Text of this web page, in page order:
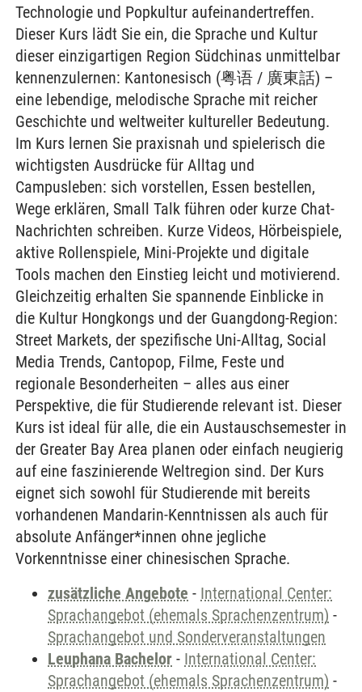
Technologie und Popkultur aufeinandertreffen.
Dieser Kurs lädt Sie ein, die Sprache und Kultur
dieser einzigartigen Region Südchinas unmittelbar
kennenzulernen: Kantonesisch (粤语 / 廣東話) –
eine lebendige, melodische Sprache mit reicher
Geschichte und weltweiter kultureller Bedeutung.
Im Kurs lernen Sie praxisnah und spielerisch die
wichtigsten Ausdrücke für Alltag und
Campusleben: sich vorstellen, Essen bestellen,
Wege erklären, Small Talk führen oder kurze Chat-
Nachrichten schreiben. Kurze Videos, Hörbeispiele,
aktive Rollenspiele, Mini-Projekte und digitale
Tools machen den Einstieg leicht und motivierend.
Gleichzeitig erhalten Sie spannende Einblicke in
die Kultur Hongkongs und der Guangdong-Region:
Street Markets, der spezifische Uni-Alltag, Social
Media Trends, Cantopop, Filme, Feste und
regionale Besonderheiten – alles aus einer
Perspektive, die für Studierende relevant ist. Dieser
Kurs ist ideal für alle, die ein Austauschsemester in
der Greater Bay Area planen oder einfach neugierig
auf eine faszinierende Weltregion sind. Der Kurs
eignet sich sowohl für Studierende mit bereits
vorhandenen Mandarin-Kenntnissen als auch für
absolute Anfänger*innen ohne jegliche
Vorkenntnisse einer chinesischen Sprache.
zusätzliche Angebote - International Center:
Sprachangebot (ehemals Sprachenzentrum) -
Sprachangebot und Sonderveranstaltungen
Leuphana Bachelor - International Center:
Sprachangebot (ehemals Sprachenzentrum) -